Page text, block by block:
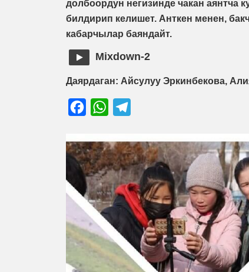
долбоордун негизинде чакан аянтча
билдирип келишет. Анткен менен,
кабарчылар баяндайт.
Mixdown-2
Даярдаган: Айсулуу Эркинбекова,
FacebookWhatsApp